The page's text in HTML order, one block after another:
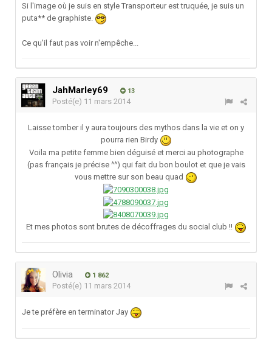
Si l'image où je suis en style Transporteur est truquée, je suis un
puta** de graphiste.
Ce qu'il faut pas voir n'empêche...
JahMarley69 13
Posté(e) 11 mars 2014
Laisse tomber il y aura toujours des mythos dans la vie et on y
pourra rien Birdy
Voila ma petite femme bien déguisé et merci au photographe
(pas français je précise ^^) qui fait du bon boulot et que je vais
vous mettre sur son beau quad
Et mes photos sont brutes de décoffrages du social club !!
Olivia 1 862
Posté(e) 11 mars 2014
Je te préfère en terminator Jay